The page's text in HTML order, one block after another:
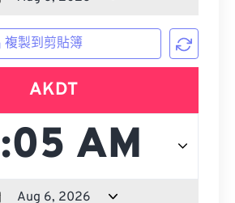
複製到剪貼簿
AKDT